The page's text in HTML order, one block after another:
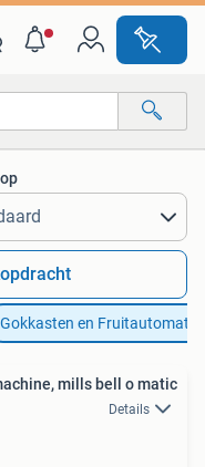
Gokkasten en Fruitautomaten
mills bell o matic
Details